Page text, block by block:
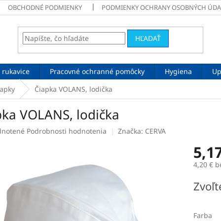
OBCHODNÉ PODMIENKY PODMIENKY OCHRANY OSOBNÝCH
HĽADAŤ
rukavice Pracovné ochranné pomôcky Hygiena
Čiapka VOLANS, lodička
VOLANS, lodička
Podrobnosti hodnotenia Značka: CERVA
4,20 €
cena:
Farba